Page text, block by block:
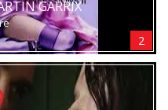
GARRIX
2